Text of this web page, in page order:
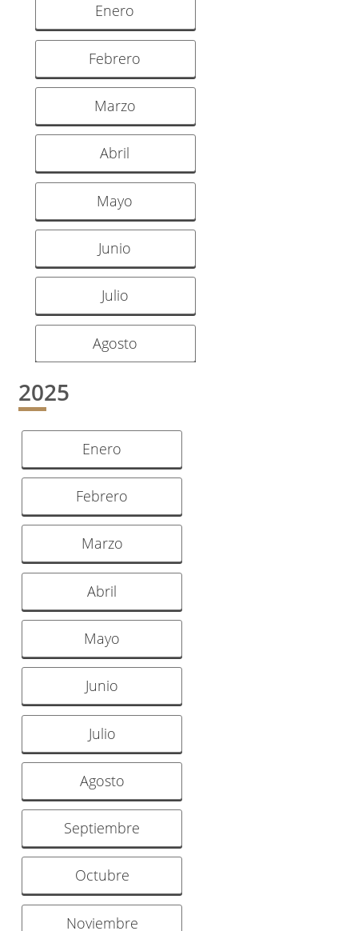
Enero
Febrero
Marzo
Abril
Mayo
Junio
Julio
Agosto
2025
Enero
Febrero
Marzo
Abril
Mayo
Junio
Julio
Agosto
Septiembre
Octubre
Noviembre